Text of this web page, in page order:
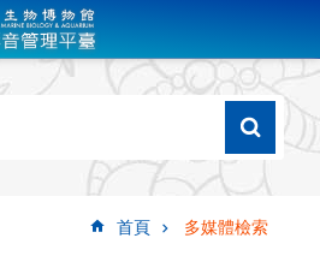
首頁 多媒體檢索